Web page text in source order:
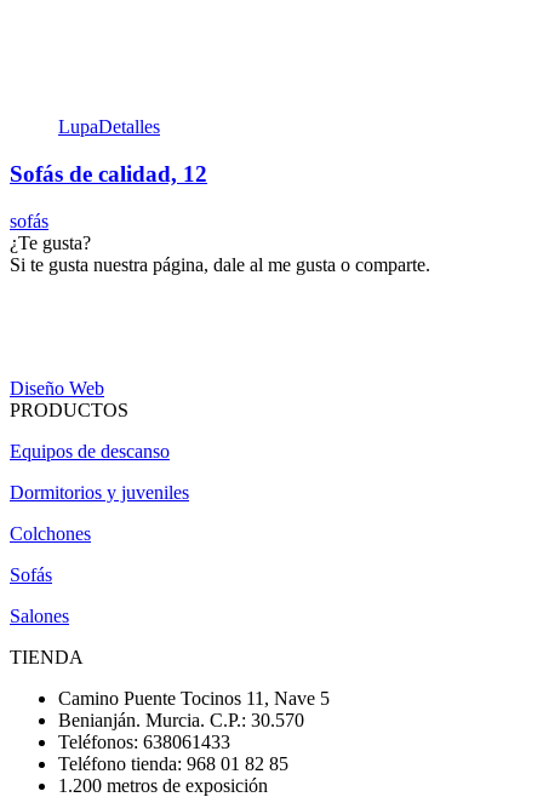
LupaDetalles
Sofás de calidad, 12
sofás
¿Te gusta?
Si te gusta nuestra página, dale al me gusta o comparte.
Diseño Web
PRODUCTOS
Equipos de descanso
Dormitorios y juveniles
Colchones
Sofás
Salones
TIENDA
Camino Puente Tocinos 11, Nave 5
Benianján. Murcia. C.P.: 30.570
Teléfonos: 638061433
Teléfono tienda: 968 01 82 85
1.200 metros de exposición